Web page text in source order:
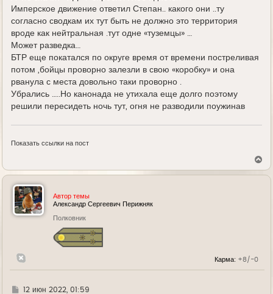
Имперское движение ответил Степан.. какого они ..ту
согласно сводкам их тут быть не должно это территория
вроде как нейтральная .тут одне «туземцы» …
Может разведка…
БТР еще покатался по округе время от времени постреливая
потом ,бойцы проворно залезли в свою «коробку» и она
рванула с места довольно таки проворно .
Убрались …..Но канонада не утихала еще долго поэтому
решили пересидеть ночь тут, огня не разводили поужинав
Показать ссылки на пост
р
а
Автор темы
Александр Сергеевич Перижняк
Полковник
Карма: +8/-0
Г12 июн 2022, 01:59